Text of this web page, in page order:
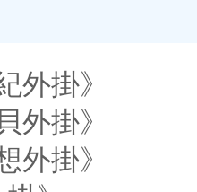
外掛》
外掛》
外掛》